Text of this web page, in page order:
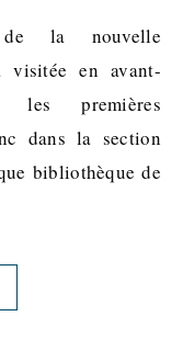
visitée en avant-
premières
dans la section
bibliothèque de